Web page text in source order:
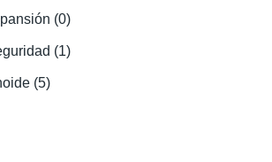
(0)
(1)
(5)